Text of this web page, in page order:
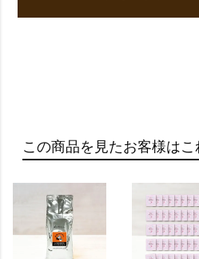
A：
レギュラーコーヒーとは、
挽いて、お湯でフィルター
ーヒーのことを指します。
通常、フィルターコーヒー
この商品を見たお客様は